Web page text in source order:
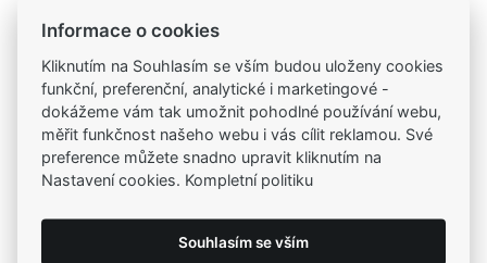
Na našem e-shopu máte výběr z tisíců šperků
Garance vysoké kvality
Certifikáty původu a kvality k vybraným šperkům
Kamenné prodejny
Zastavte se do jedné z našich4 prodejen
Informace o cookies
Kliknutím na Souhlasím se vším budou uloženy cookies
funkční, preferenční, analytické i marketingové -
dokážeme vám tak umožnit pohodlné používání webu,
měřit funkčnost našeho webu i vás cílit reklamou. Své
preference můžete snadno upravit kliknutím na
Nastavení cookies. Kompletní politiku
Souhlasím se vším